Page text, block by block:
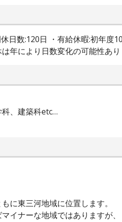
日数:120日 ・有給休暇:初年
年により日数変化の可能性あり
、建築科etc…
に東三河地域に位置します。
ナーな地域ではありますが、